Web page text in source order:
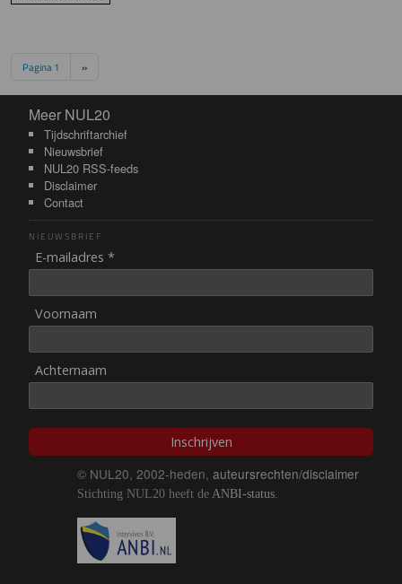
Paginering
Pagina 1 Volgende pagina
››
Meer NUL20
Meer NUL20
Tijdschriftarchief
Nieuwsbrief
NUL20 RSS-feeds
Disclaimer
Contact
NIEUWSBRIEF
E-mailadres *
Voornaam
Achternaam
Inschrijven
© NUL20, 2002-heden, auteursrechten/disclaimer
Stichting NUL20 heeft de ANBI-status
Image